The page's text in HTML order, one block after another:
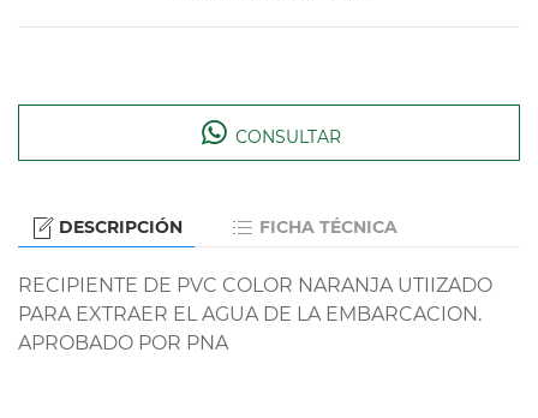
CONSULTAR
DESCRIPCIÓN FICHA TÉCNICA
RECIPIENTE DE PVC COLOR NARANJA UTIIZADO
PARA EXTRAER EL AGUA DE LA EMBARCACION.
APROBADO POR PNA